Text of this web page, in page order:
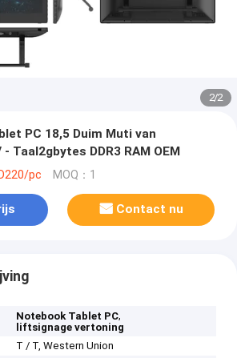
2/2
PC 18,5 Duim Muti van
Taal2gbytes DDR3 RAM OEM
pc MOQ：1
Contact nu
Notebook Tablet PC,
liftsignage vertoning
T / T, Western Union